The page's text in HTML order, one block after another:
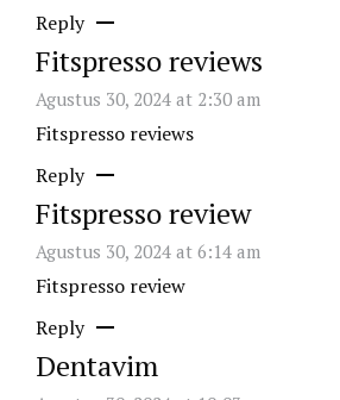
Reply
Fitspresso reviews
Agustus 30, 2024 at 2:30 am
Fitspresso reviews
Reply
Fitspresso review
Agustus 30, 2024 at 6:14 am
Fitspresso review
Reply
Dentavim